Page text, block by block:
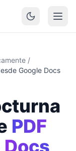
/
Google Docs
PDF